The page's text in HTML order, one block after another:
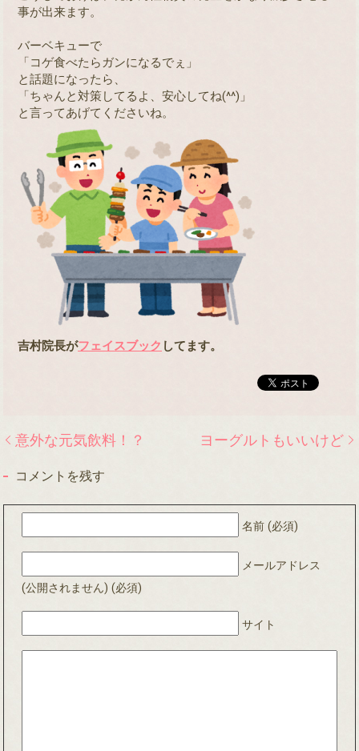
事が出来ます。
バーベキューで
「コゲ食べたらガンになるでぇ」
と話題になったら、
「ちゃんと対策してるよ、安心してね(^^)」
と言ってあげてくださいね。
吉村院長がフェイスブック してます。
意外な元気飲料！？ ヨーグルトもいいけど
コメントを残す
名前 (必須)
メールアドレス
(公開されません) (必須)
サイト